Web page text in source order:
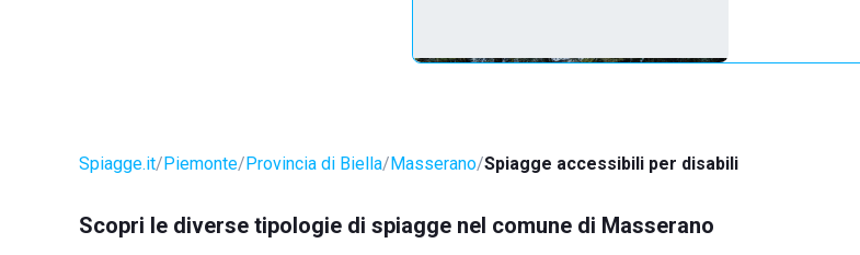
Spiagge.it Piemonte Provincia di Biella Masserano Spiagge accessibili per disabili
Scopri le diverse tipologie di spiagge nel comune di Masserano